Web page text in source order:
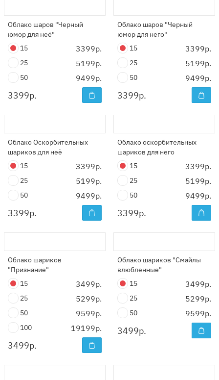
Облако шаров "Черный
юмор для неё"
15
3399р.
25 5199р.
50 9499р.
3399р.
Облако шаров "Черный
юмор для него"
15
3399р.
25 5199р.
50 9499р.
3399р.
Облако Оскорбительных
шариков для неё
15
3399р.
25 5199р.
50 9499р.
3399р.
Облако оскорбительных
шариков для него
15
3399р.
25 5199р.
50 9499р.
3399р.
Облако шариков
"Признание"
15
3499р.
25 5299р.
50 9599р.
100 19199р.
3499р.
Облако шариков "Смайлы
влюбленные"
15
3499р.
25 5299р.
50 9599р.
3499р.